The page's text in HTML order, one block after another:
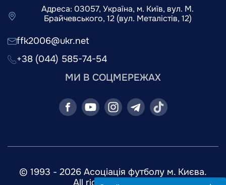
Адреса: 03057, Україна, м. Київ, вул. М.
Брайчевського, 12 (вул. Металістів, 12)
ffk2006@ukr.net
+38 (044) 585-74-54
МИ В СОЦМЕРЕЖАХ
© 1993 - 2026 Асоціація футболу м. Києва.
All rights reserved.